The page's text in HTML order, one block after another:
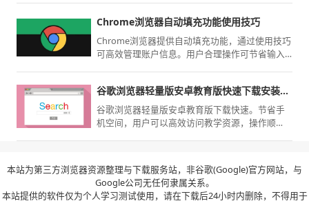
Chrome浏览器自动填充功能使用技巧
Chrome浏览器提供自动填充功能，通过使用技巧
可高效管理账户信息。用户合理操作可节省输入
谷歌浏览器轻量版安卓教育版快速下载安装经验
谷歌浏览器轻量版安卓教育版下载快速。节省手
机空间，用户可以高效访问教学资源，操作顺
本站为第三方浏览器资源整理与下载服务站，非谷歌(Google)官方网站，与
Google公司无任何隶属关系。
本站提供的软件仅为个人学习测试使用，请在下载后24小时内删除，不得用于